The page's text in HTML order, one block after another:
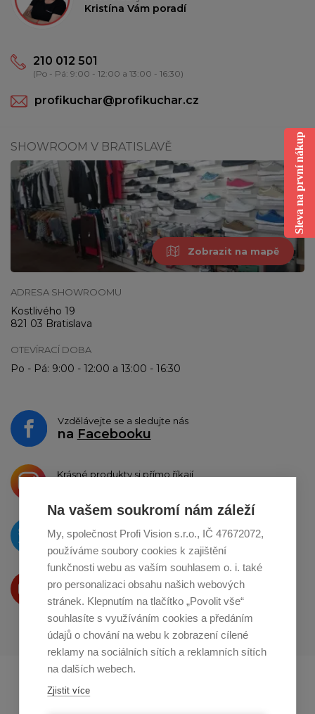
Na vašem soukromí nám záleží
My, společnost Profi Vision s.r.o., IČ 47672072,
používáme soubory cookies k zajištění
funkčnosti webu as vaším souhlasem o. i. také
pro personalizaci obsahu našich webových
stránek. Klepnutím na tlačítko „Povolit vše“
souhlasíte s využíváním cookies a předáním
údajů o chování na webu k zobrazení cílené
reklamy na sociálních sítích a reklamních sítích
na dalších webech.
Zjistit více
Kristína Vám poradí
210 012 501
(Po - Pá: 9:00 - 12:00 a 13:00 - 16:30)
profikuchar@profikuchar.cz
SHOWROOM V BRATISLAVĚ
Zobrazit na mapě
ADRESA SHOWROOMU
Kostlivého 19
821 03 Bratislava
OTEVÍRACÍ DOBA
Po - Pá: 9:00 - 12:00 a 13:00 - 16:30
Vzdělávejte se a sledujte nás
na Facebooku
Krásné produkty si přímo říkají
O novinkách píšeme
naTwitteru
Produkty Vám představujeme
na Youtube
Profikuchar.sk
Sleva na první nákup